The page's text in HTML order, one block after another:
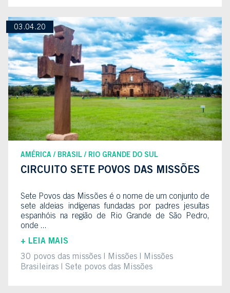
03.04.20
AMÉRICA BRASIL RIO GRANDE DO SUL
CIRCUITO SETE POVOS DAS MISSÕES
Sete Povos das Missões é o nome de um conjunto de
sete aldeias indígenas fundadas por padres jesuítas
espanhóis na região de Rio Grande de São Pedro,
onde ...
+ LEIA MAIS
30 povos das missões
Missões
Missões
Brasileiras
Sete povos das Missões